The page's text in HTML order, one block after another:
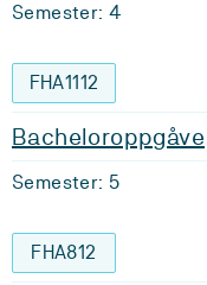
Semester: 4
FHA1112
Bacheloroppgåve
Semester: 5
FHA812